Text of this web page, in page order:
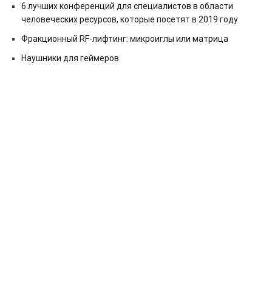
6 лучших конференций для специалистов в области
человеческих ресурсов, которые посетят в 2019 году
Фракционный RF-лифтинг: микроиглы или матрица
Наушники для геймеров